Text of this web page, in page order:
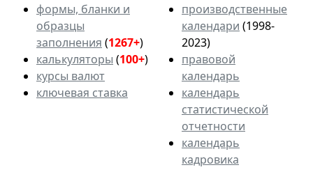
формы, бланки и
образцы
заполнения (1267+)
калькуляторы (100+)
курсы валют
ключевая ставка
производственные
календари (1998-
2023)
правовой
календарь
календарь
статистической
отчетности
календарь
кадровика